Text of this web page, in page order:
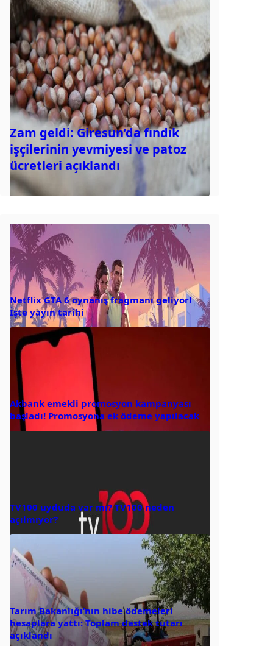
Zam geldi: Giresun’da fındık
işçilerinin yevmiyesi ve patoz
ücretleri açıklandı
Netflix GTA 6 oynanış fragmanı geliyor!
İşte yayın tarihi
Akbank emekli promosyon kampanyası
başladı! Promosyona ek ödeme yapılacak
TV100 uyduda var mı? TV100 neden
açılmıyor?
Tarım Bakanlığı’nın hibe ödemeleri
hesaplara yattı: Toplam destek tutarı
açıklandı